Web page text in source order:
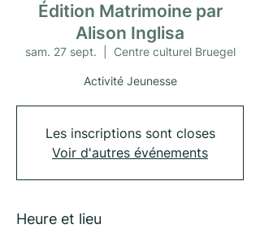
Édition Matrimoine par
Alison Inglisa
sam. 27 sept. Centre culturel Bruegel
Activité Jeunesse
Les inscriptions sont closes
Voir d'autres événements
Heure et lieu